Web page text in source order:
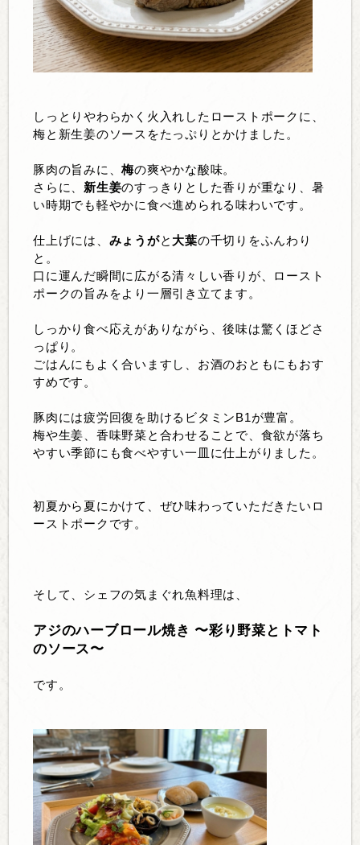
しっとりやわらかく火入れしたローストポークに、
梅と新生姜のソースをたっぷりとかけました。
豚肉の旨みに、梅の爽やかな酸味。
さらに、 新生姜のすっきりとした香りが重なり、暑
い時期でも軽やかに食べ進められる味わいです。
仕上げには、 みょうがと 大葉の千切りをふんわり
と。
口に運んだ瞬間に広がる清々しい香りが、ロースト
ポークの旨みをより一層引き立てます。
しっかり食べ応えがありながら、後味は驚くほどさ
っぱり。
ごはんにもよく合いますし、お酒のおともにもおす
すめです。
豚肉には疲労回復を助けるビタミンB1が豊富。
梅や生姜、香味野菜と合わせることで、食欲が落ち
やすい季節にも食べやすい一皿に仕上がりました。
初夏から夏にかけて、ぜひ味わっていただきたいロ
ーストポークです。
そして、シェフの気まぐれ魚料理は、
アジのハーブロール焼き 〜彩り野菜とトマト
のソース〜
です。